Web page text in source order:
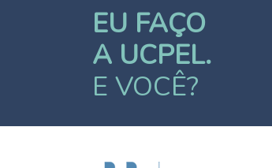
EU FAÇO
A UCPEL.
E VOCÊ?